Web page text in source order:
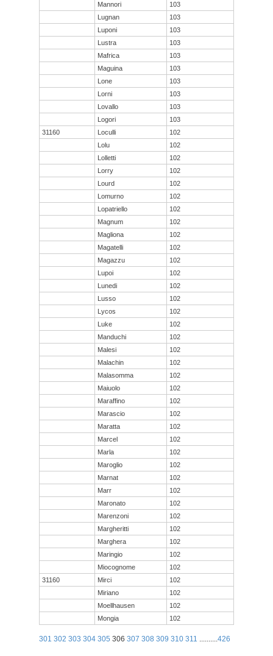
Mannori
103
Lugnan
103
Luponi
103
Lustra
103
Mafrica
103
Maguina
103
Lone
103
Lorni
103
Lovallo
103
Logori
103
31160
Loculli
102
Lolu
102
Lolletti
102
Lorry
102
Lourd
102
Lomurno
102
Lopatriello
102
Magnum
102
Magliona
102
Magatelli
102
Magazzu
102
Lupoi
102
Lunedi
102
Lusso
102
Lycos
102
Luke
102
Manduchi
102
Malesi
102
Malachin
102
Malasomma
102
Maiuolo
102
Maraffino
102
Marascio
102
Maratta
102
Marcel
102
Marla
102
Maroglio
102
Marnat
102
Marr
102
Maronato
102
Marenzoni
102
Margheritti
102
Marghera
102
Maringio
102
Miocognome
102
31160
Mirci
102
Miriano
102
Moellhausen
102
Mongia
102
301 302 303 304 305 306 307 308 309 310 311 426